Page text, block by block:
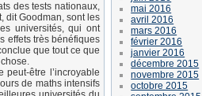
des tests nationaux,
dit Goodman, sont les
universités, qui ont
effets très bénéfiques
que tout ce que
être l’incroyable
de maths intensifs
mai 2016
avril 2016
mars 2016
février 2016
janvier 2016
décembre 2015
novembre 2015
octobre 2015